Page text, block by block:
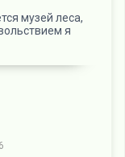
музей леса,
я